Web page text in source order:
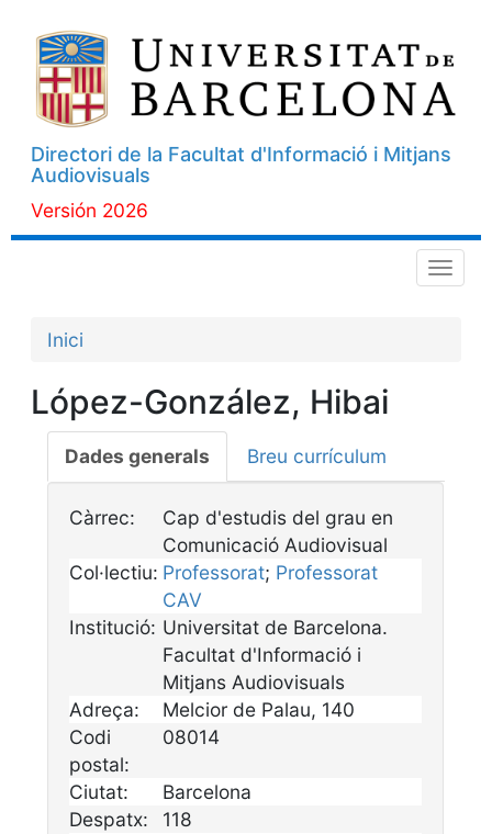
Directori de la Facultat d'Informació i Mitjans
Audiovisuals
Versión 2026
Menú
Inici
López-González, Hibai
Dades generals Breu currículum
Càrrec:
Cap d'estudis del grau en
Comunicació Audiovisual
Col·lectiu: Professorat; Professorat
CAV
Institució: Universitat de Barcelona.
Facultat d'Informació i
Mitjans Audiovisuals
Adreça:
Melcior de Palau, 140
Codi
postal:
08014
Ciutat:
Barcelona
Despatx:
118